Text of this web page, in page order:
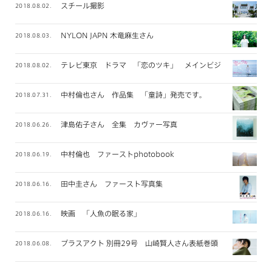
2018.08.02. スチール撮影
2018.08.03. NYLON JAPN 木竜麻生さん
2018.08.02. テレビ東京 ドラマ 「恋のツキ」 メインビジュアル撮影
2018.07.31. 中村倫也さん 作品集 「童詩」発売です。
2018.06.26. 津島佑子さん 全集 カヴァー写真
2018.06.19. 中村倫也 ファーストphotobook
2018.06.16. 田中圭さん ファースト写真集
2018.06.16. 映画 「人魚の眠る家」
2018.06.08. プラスアクト 別冊29号 山崎賢人さん表紙巻頭